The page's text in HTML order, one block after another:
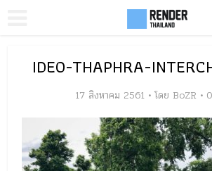
IDEO-THAPHRA-
17 สิงหาคม 2561 โดย BoZR